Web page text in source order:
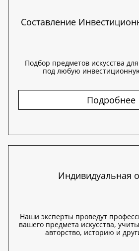
Составление
Подбор предметов искусства
под любую
Подробнее
Индивидуальная
Наши эксперты проведут
вашего предмета искусства,
авторство, историю и